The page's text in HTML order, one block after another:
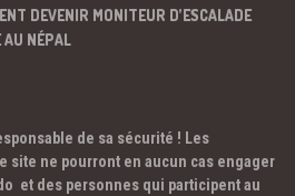
DEVENIR MONITEUR D’ESCALADE
AU NÉPAL
de sa sécurité ! Les
site ne pourront en aucun cas engager
et des personnes qui participent au